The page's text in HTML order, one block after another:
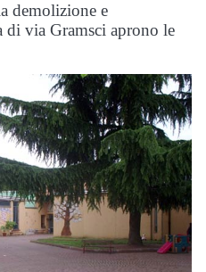
demolizione e
di via Gramsci aprono le